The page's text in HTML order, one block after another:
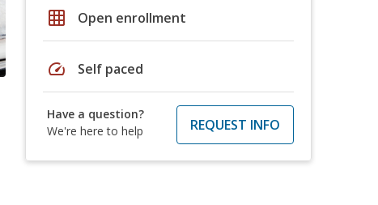
grid_on Open enrollment
speed Self paced
Have a question?
We're here to help
REQUEST INFO